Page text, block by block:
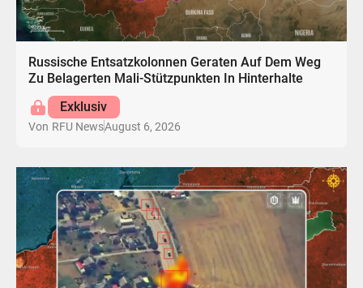
Russische Entsatzkolonnen Geraten Auf Dem Weg
Zu Belagerten Mali-Stützpunkten In Hinterhalte
Exklusiv
Von RFU NewsAugust 6, 2026